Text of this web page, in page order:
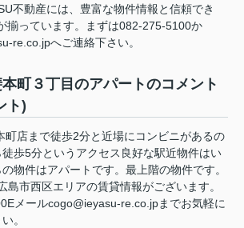
不動産には、豊富な物件情報と信頼でき
揃っています。まずは082-275-5100か
re.co.jpへご連絡下さい。
町３丁目のアパートのコメント
ト)
町店まで徒歩2分と近場にコンビニがあるの
歩5分というアクセス良好な駅近物件はい
物件はアパートです。最上階の物件です。
島市西区エリアの賃貸情報がございます。
メールcogo@ieyasu-re.co.jpまでお気軽に
。